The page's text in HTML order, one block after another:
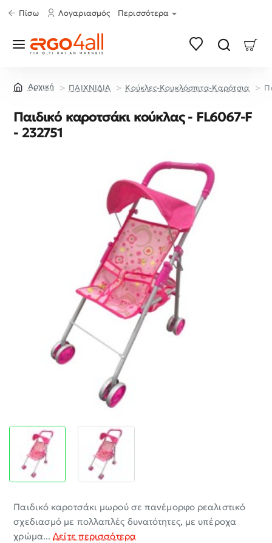
Πίσω Λογαριασμός Περισσότερα
ΠΑΙΧΝΙΔΙΑ Κούκλες-Κουκλόσπιτα-Καρότσια
Παιδικό καροτσάκι κούκλας - FL6067-F
- 232751
Παιδικό καροτσάκι μωρού σε πανέμορφο ρεαλιστικό
σχεδιασμό με πολλαπλές δυνατότητες, με υπέροχα
χρώμα...Δείτε περισσότερα